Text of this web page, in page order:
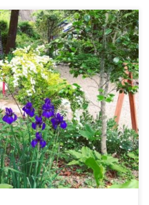
のようです！ 来週から
が始まるのと、田植えシ